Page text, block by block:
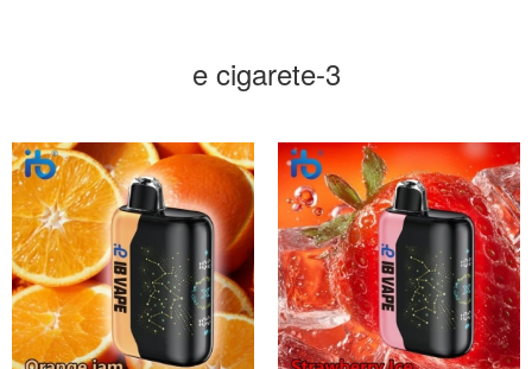
e cigarete-3